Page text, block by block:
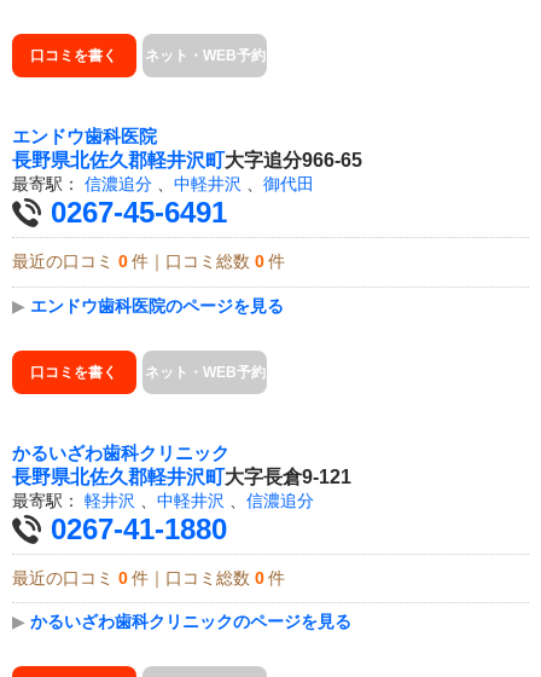
口コミを書く ネット・WEB予約
エンドウ歯科医院
長野県北佐久郡軽井沢町大字追分966-65
最寄駅： 信濃追分 中軽井沢 御代田
0267-45-6491
最近の口コミ 0 件｜口コミ総数 0 件
▶ エンドウ歯科医院のページを見る
口コミを書く ネット・WEB予約
かるいざわ歯科クリニック
長野県北佐久郡軽井沢町大字長倉9-121
最寄駅： 軽井沢 中軽井沢 信濃追分
0267-41-1880
最近の口コミ 0 件｜口コミ総数 0 件
▶ かるいざわ歯科クリニックのページを見る